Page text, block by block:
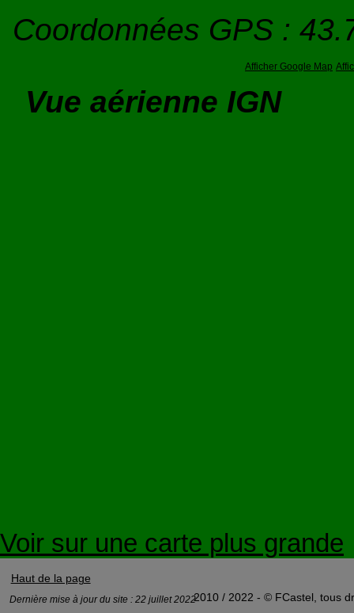
Coordonnées GPS :
Afficher Google Map
Vue aérienne IGN
Voir sur une carte plus grande
Haut de la page
Dernière mise à jour du site : 22 juillet 20222010 / 2022 - © FCastel, tous